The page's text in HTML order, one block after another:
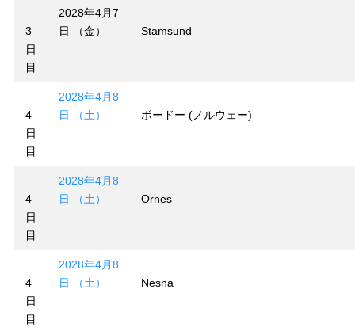
3
日
目
2028年4月7
日 （金）
Stamsund
4
日
目
2028年4月8
日 （土）
ボードー (ノルウェー)
4
日
目
2028年4月8
日 （土）
Ornes
4
日
目
2028年4月8
日 （土）
Nesna